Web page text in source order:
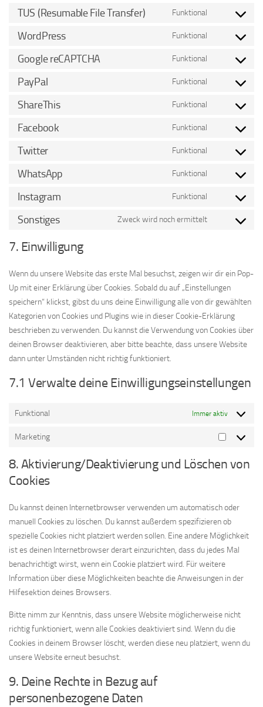
TUS (Resumable File Transfer) Funktional
Consent
transfer)
WordPress Funktional
Consent
wordpress
Google reCAPTCHA Funktional
Consent
google-
PayPal Funktional
Consent
ShareThis Funktional
Consent
sharethis
Facebook Funktional
Consent
facebook
Twitter Funktional
Consent
WhatsApp Funktional
Consent
whatsapp
Instagram Funktional
Consent
Sonstiges Zweck wird noch ermittelt
Consent
sonstiges
7. Einwilligung
Wenn du unsere Website das erste Mal besuchst, zeigen wir dir ein Pop-
Up mit einer Erklärung über Cookies. Sobald du auf „Einstellungen
speichern“ klickst, gibst du uns deine Einwilligung alle von dir gewählten
Kategorien von Cookies und Plugins wie in dieser Cookie-Erklärung
beschrieben zu verwenden. Du kannst die Verwendung von Cookies über
deinen Browser deaktivieren, aber bitte beachte, dass unsere Website
dann unter Umständen nicht richtig funktioniert.
7.1 Verwalte deine Einwilligungseinstellungen
Funktional Immer aktiv
Marketing
Marketing
8. Aktivierung/Deaktivierung und Löschen von
Cookies
Du kannst deinen Internetbrowser verwenden um automatisch oder
manuell Cookies zu löschen. Du kannst außerdem spezifizieren ob
spezielle Cookies nicht platziert werden sollen. Eine andere Möglichkeit
ist es deinen Internetbrowser derart einzurichten, dass du jedes Mal
benachrichtigt wirst, wenn ein Cookie platziert wird. Für weitere
Information über diese Möglichkeiten beachte die Anweisungen in der
Hilfesektion deines Browsers.
Bitte nimm zur Kenntnis, dass unsere Website möglicherweise nicht
richtig funktioniert, wenn alle Cookies deaktiviert sind. Wenn du die
Cookies in deinem Browser löscht, werden diese neu platziert, wenn du
unsere Website erneut besuchst.
9. Deine Rechte in Bezug auf
personenbezogene Daten